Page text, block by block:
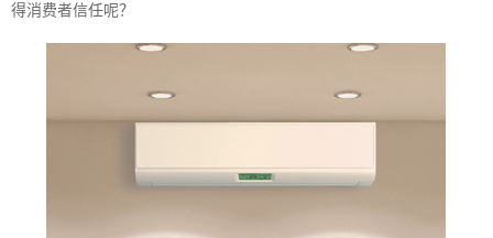
得消费者信任呢？